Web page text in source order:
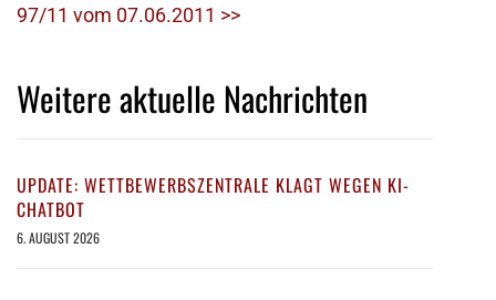
97/11 vom 07.06.2011 >>
Weitere aktuelle Nachrichten
UPDATE: WETTBEWERBSZENTRALE KLAGT WEGEN KI-
CHATBOT
6. AUGUST 2026